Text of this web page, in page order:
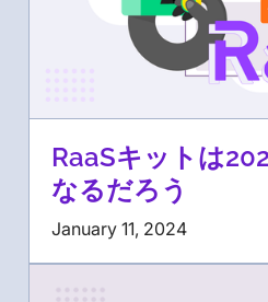
RaaSキットは
なるだろう
January 11, 2024